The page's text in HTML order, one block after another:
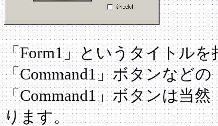
「Form1」というタイトル
「Command1」ボタンなど
「Command1」ボタンは当
ります。